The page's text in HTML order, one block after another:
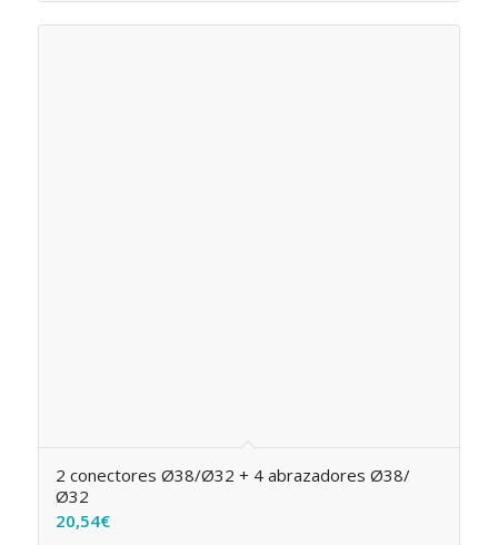
2 conectores Ø38/Ø32 + 4 abrazadores Ø38/
Ø32
20,54€